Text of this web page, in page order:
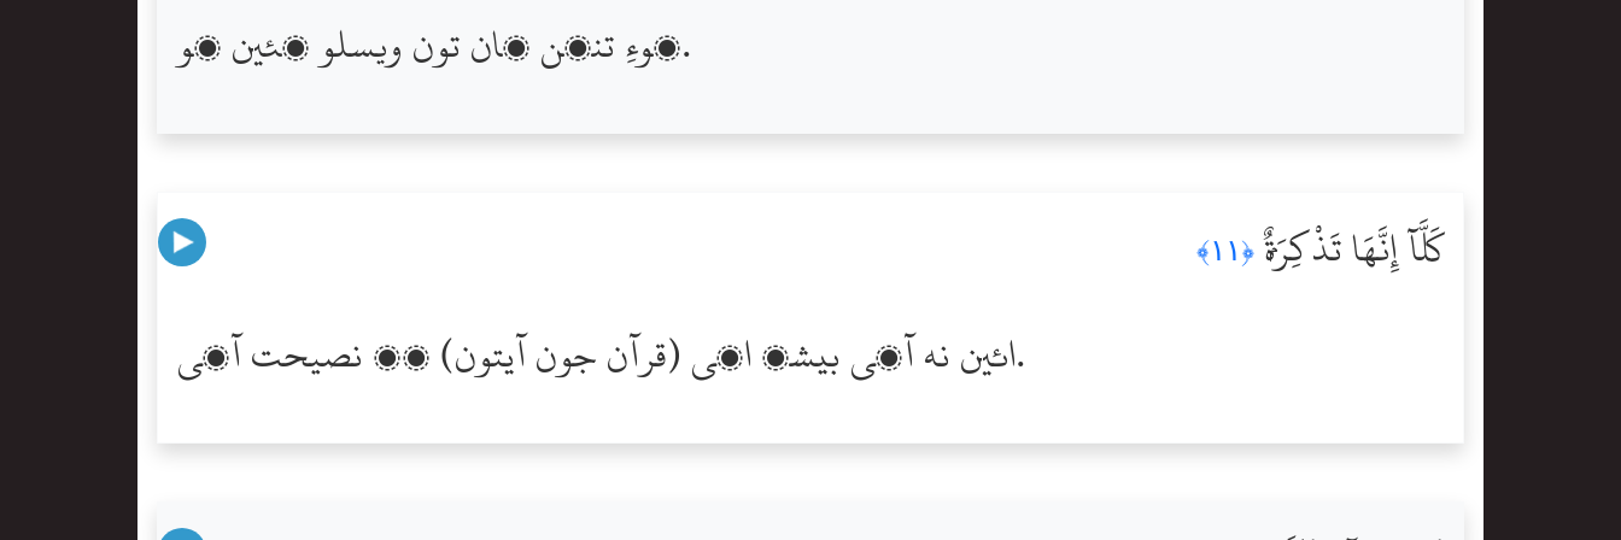
پوءِ تنھن کان تون ويسلو ٿئين ٿو.
كَلَّآ إِنَّهَا تَذْكِرَةٌۭ ﴿١١﴾
ائين نه آھي بيشڪ اھي (قرآن جون آيتون) ھڪ نصيحت آھي.